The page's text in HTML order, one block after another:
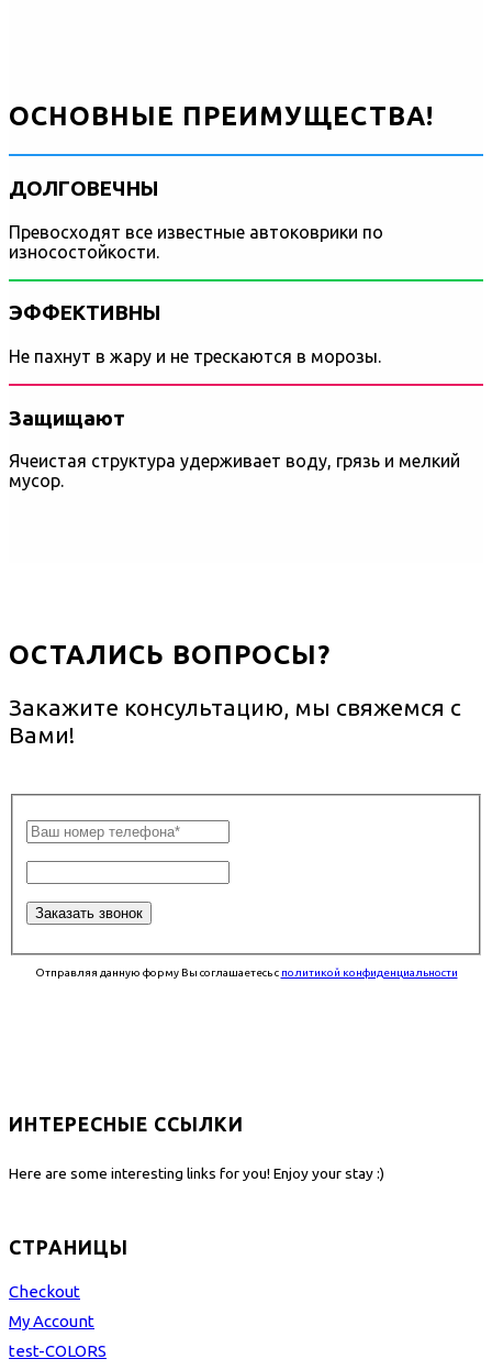
ОСНОВНЫЕ ПРЕИМУЩЕСТВА!
ДОЛГОВЕЧНЫ
Превосходят все известные автоковрики по
износостойкости.
ЭФФЕКТИВНЫ
Не пахнут в жару и не трескаются в морозы.
Защищают
Ячеистая структура удерживает воду, грязь и мелкий
мусор.
ОСТАЛИСЬ ВОПРОСЫ?
Закажите консультацию, мы свяжемся с
Вами!
Отправляя данную форму Вы соглашаетесь с политикой конфиденциальности
ИНТЕРЕСНЫЕ ССЫЛКИ
Here are some interesting links for you! Enjoy your stay :)
СТРАНИЦЫ
Checkout
My Account
test-COLORS